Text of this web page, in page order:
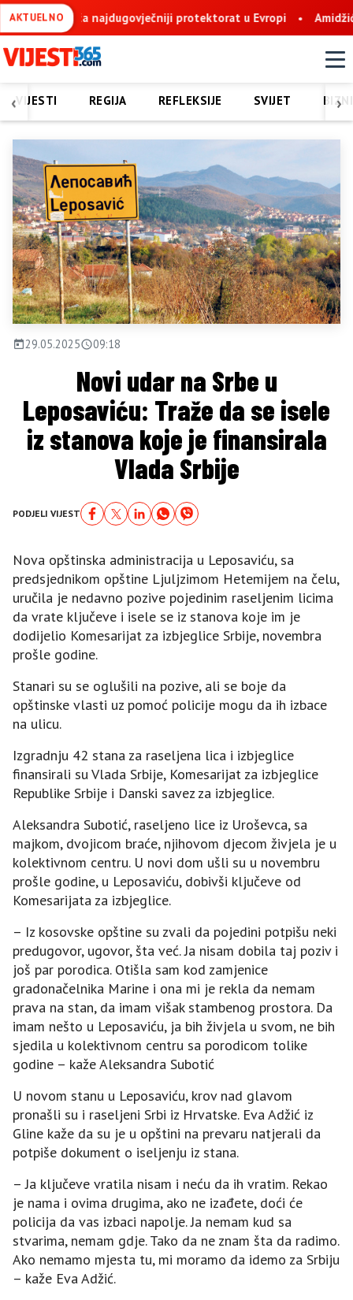
AKTUELNO
Amidžić: Bez obzira na histeriju i nervozu, Suljagić i
‹ ›
VIJESTI REGIJA REFLEKSIJE SVIJET
29.05.2025 09:18
Novi udar na Srbe u
Leposaviću: Traže da se isele
iz stanova koje je finansirala
Vlada Srbije
PODJELI VIJEST
Nova opštinska administracija u Leposaviću, sa
predsjednikom opštine Ljuljzimom Hetemijem na čelu,
uručila je nedavno pozive pojedinim raseljenim licima
da vrate ključeve i isele se iz stanova koje im je
dodijelio Komesarijat za izbjeglice Srbije, novembra
prošle godine.
Stanari su se oglušili na pozive, ali se boje da
opštinske vlasti uz pomoć policije mogu da ih izbace
na ulicu.
Izgradnju 42 stana za raseljena lica i izbjeglice
finansirali su Vlada Srbije, Komesarijat za izbjeglice
Republike Srbije i Danski savez za izbjeglice.
Aleksandra Subotić, raseljeno lice iz Uroševca, sa
majkom, dvojicom braće, njihovom djecom živjela je u
kolektivnom centru. U novi dom ušli su u novembru
prošle godine, u Leposaviću, dobivši ključeve od
Komesarijata za izbjeglice.
– Iz kosovske opštine su zvali da pojedini potpišu neki
predugovor, ugovor, šta već. Јa nisam dobila taj poziv i
još par porodica. Otišla sam kod zamjenice
gradonačelnika Marine i ona mi je rekla da nemam
prava na stan, da imam višak stambenog prostora. Da
imam nešto u Leposaviću, ja bih živjela u svom, ne bih
sjedila u kolektivnom centru sa porodicom tolike
godine – kaže Aleksandra Subotić
U novom stanu u Leposaviću, krov nad glavom
pronašli su i raseljeni Srbi iz Hrvatske. Eva Adžić iz
Gline kaže da su je u opštini na prevaru natjerali da
potpiše dokument o iseljenju iz stana.
– Јa ključeve vratila nisam i neću da ih vratim. Rekao
je nama i ovima drugima, ako ne izađete, doći će
policija da vas izbaci napolje. Јa nemam kud sa
stvarima, nemam gdje. Tako da ne znam šta da radimo.
Ako nemamo mjesta tu, mi moramo da idemo za Srbiju
– kaže Eva Adžić.